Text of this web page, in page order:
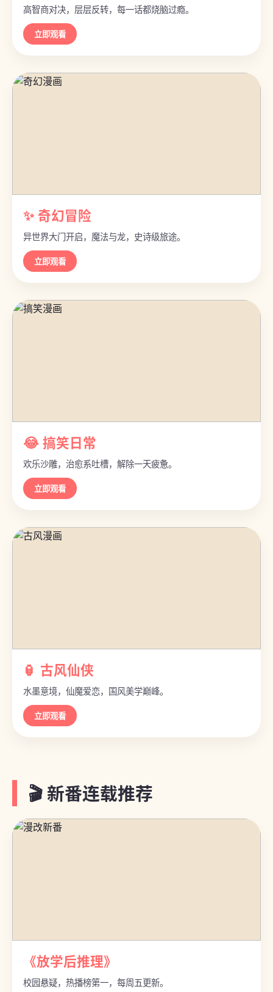
高智商对决，层层反转，每一话都烧脑过瘾。
立即观看
✨ 奇幻冒险
异世界大门开启，魔法与龙，史诗级旅途。
立即观看
😂 搞笑日常
欢乐沙雕，治愈系吐槽，解除一天疲惫。
立即观看
🏮 古风仙侠
水墨意境，仙魔爱恋，国风美学巅峰。
立即观看
🎬 新番连载推荐
《放学后推理》
校园悬疑，热播榜第一，每周五更新。